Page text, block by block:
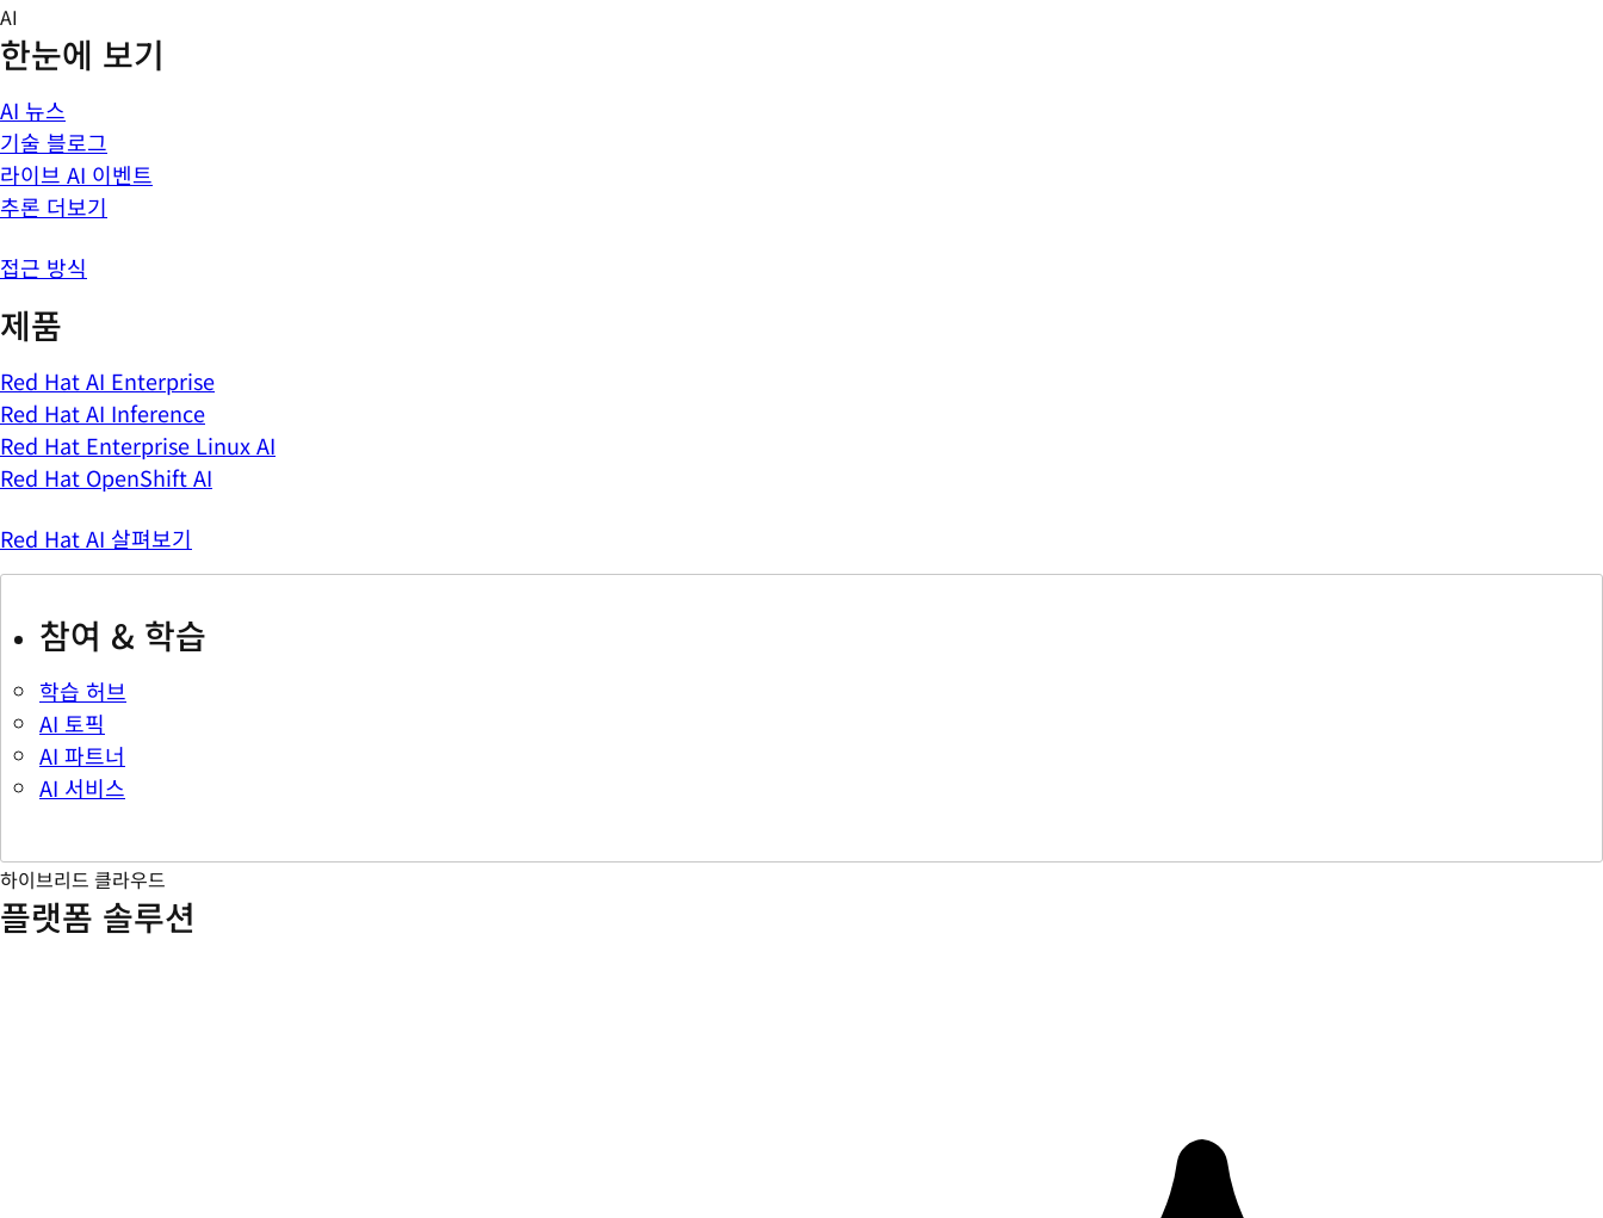
Skip
to
content
AI
한눈에 보기
AI 뉴스
기술 블로그
라이브 AI 이벤트
추론 더보기
접근 방식
제품
Red Hat AI Enterprise
Red Hat AI Inference
Red Hat Enterprise Linux AI
Red Hat OpenShift AI
Red Hat AI 살펴보기
참여 & 학습
학습 허브
AI 토픽
AI 파트너
AI 서비스
하이브리드 클라우드
플랫폼 솔루션